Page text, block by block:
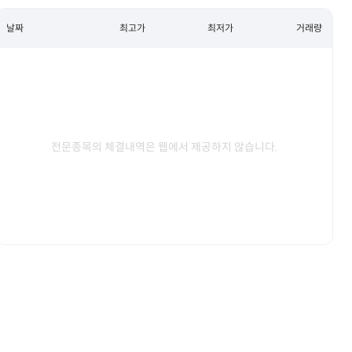
날짜 최고가 최저가 거래량
전문종목의 체결내역은 웹에서 제공하지 않습니다.